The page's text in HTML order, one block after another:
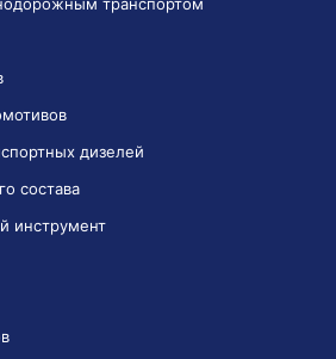
дизелей
состава
инструмент